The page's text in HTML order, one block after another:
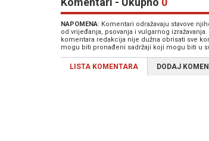
NAPOMENA: Komentari odražavaju stavove
od vrijeđanja, psovanja i vulgarnog
komentara redakcija nije dužna obrisati sve
mogu biti pronađeni sadržaji koji mogu biti u
LISTA KOMENTARA DODAJ